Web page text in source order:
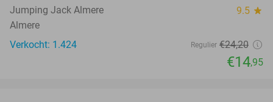
Jumping Jack Almere 9.5 star
Almere
Verkocht: 1.424
Regulier €24,20
€14,95